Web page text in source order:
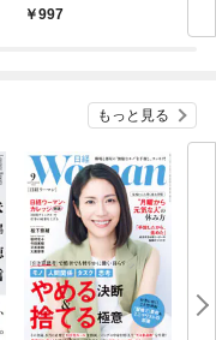
毎日食べたいレシピ
997
もっと見る